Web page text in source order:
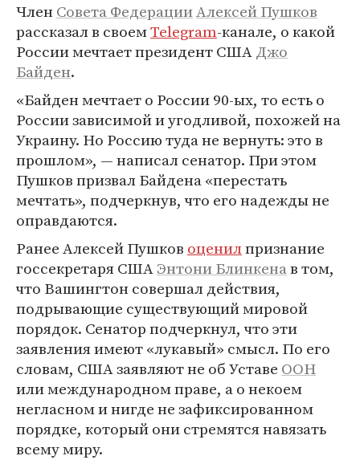
ЧленСовета ФедерацииАлексей Пушков
рассказал в своемTelegram-канале, о какой
России мечтает президент СШАДжо
Байден.
«Байден мечтает о России 90-ых, то есть о
России зависимой и угодливой, похожей на
Украину. Но Россию туда не вернуть: это в
прошлом», — написал сенатор. При этом
Пушков призвал Байдена «перестать
мечтать», подчеркнув, что его надежды не
оправдаются.
Ранее Алексей Пушков оценилпризнание
госсекретаря СШАЭнтони Блинкенав том,
что Вашингтон совершал действия,
подрывающие существующий мировой
порядок. Сенатор подчеркнул, что эти
заявления имеют «лукавый» смысл. По его
словам, США заявляют не об Уставе ООН
или международном праве, а о некоем
негласном и нигде не зафиксированном
порядке, который они стремятся навязать
всему миру.